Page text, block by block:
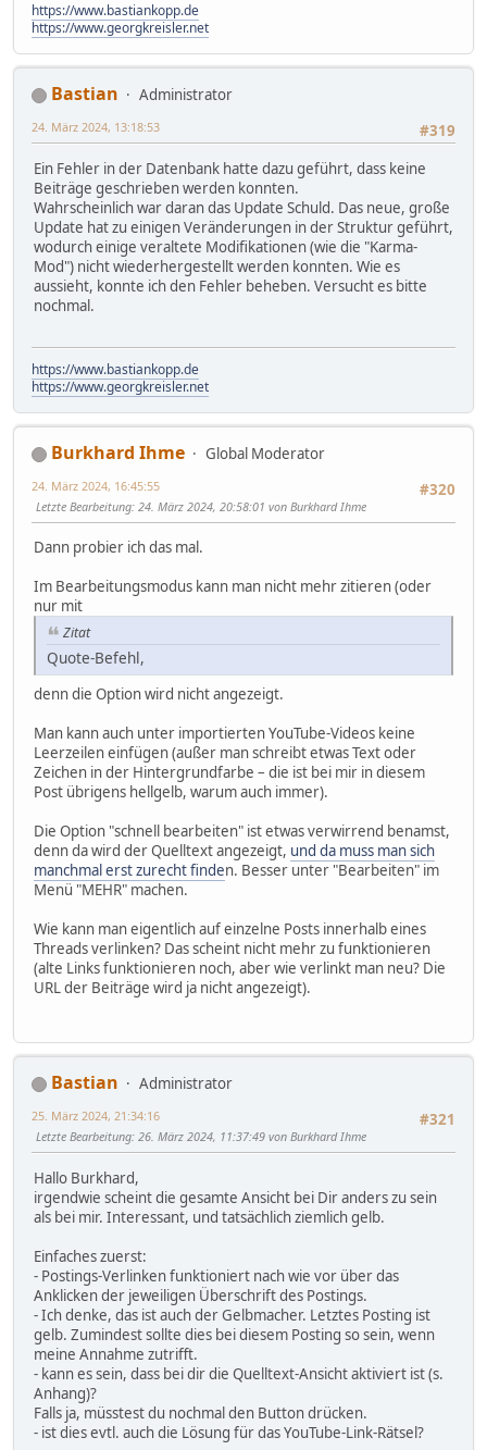
https://www.bastiankopp.de
https://www.georgkreisler.net
Bastian
Administrator
#319
24. März 2024, 13:18:53
Ein Fehler in der Datenbank hatte dazu geführt, dass keine
Beiträge geschrieben werden konnten.
Wahrscheinlich war daran das Update Schuld. Das neue, große
Update hat zu einigen Veränderungen in der Struktur geführt,
wodurch einige veraltete Modifikationen (wie die "Karma-
Mod") nicht wiederhergestellt werden konnten. Wie es
aussieht, konnte ich den Fehler beheben. Versucht es bitte
nochmal.
https://www.bastiankopp.de
https://www.georgkreisler.net
Burkhard Ihme
Global Moderator
#320
24. März 2024, 16:45:55
Letzte Bearbeitung: 24. März 2024, 20:58:01 von Burkhard Ihme
Dann probier ich das mal.
Im Bearbeitungsmodus kann man nicht mehr zitieren (oder
nur mit
Zitat
Quote-Befehl,
denn die Option wird nicht angezeigt.
Man kann auch unter importierten YouTube-Videos keine
Leerzeilen einfügen (außer man schreibt etwas Text oder
Zeichen in der Hintergrundfarbe – die ist bei mir in diesem
Post übrigens hellgelb, warum auch immer).
Die Option "schnell bearbeiten" ist etwas verwirrend benamst,
denn da wird der Quelltext angezeigt, und da muss man sich
manchmal erst zurecht finden. Besser unter "Bearbeiten" im
Menü "MEHR" machen.
Wie kann man eigentlich auf einzelne Posts innerhalb eines
Threads verlinken? Das scheint nicht mehr zu funktionieren
(alte Links funktionieren noch, aber wie verlinkt man neu? Die
URL der Beiträge wird ja nicht angezeigt).
Bastian
Administrator
#321
25. März 2024, 21:34:16
Letzte Bearbeitung: 26. März 2024, 11:37:49 von Burkhard Ihme
Hallo Burkhard,
irgendwie scheint die gesamte Ansicht bei Dir anders zu sein
als bei mir. Interessant, und tatsächlich ziemlich gelb.
Einfaches zuerst:
- Postings-Verlinken funktioniert nach wie vor über das
Anklicken der jeweiligen Überschrift des Postings.
- Ich denke, das ist auch der Gelbmacher. Letztes Posting ist
gelb. Zumindest sollte dies bei diesem Posting so sein, wenn
meine Annahme zutrifft.
- kann es sein, dass bei dir die Quelltext-Ansicht aktiviert ist (s.
Anhang)?
Falls ja, müsstest du nochmal den Button drücken.
- ist dies evtl. auch die Lösung für das YouTube-Link-Rätsel?